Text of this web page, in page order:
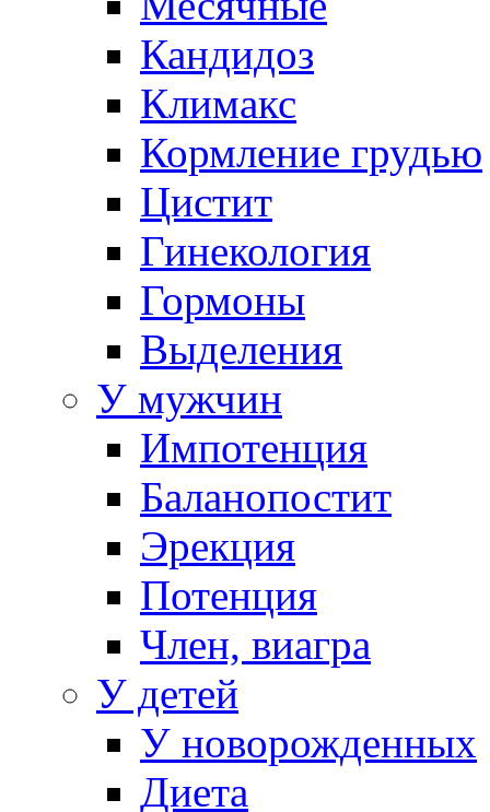
Кандидоз
Климакс
Кормление грудью
Цистит
Гинекология
Гормоны
Выделения
У мужчин
Импотенция
Баланопостит
Эрекция
Потенция
Член, виагра
У детей
У новорожденных
Диета